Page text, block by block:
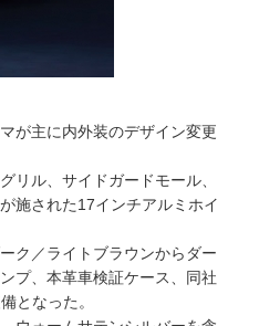
が主に内外装のデザイン変更
リル、サイドガードモール、
施された17インチアルミホイ
ク／ライトブラウンからダー
プ、本革車検証ケース、同社
となった。